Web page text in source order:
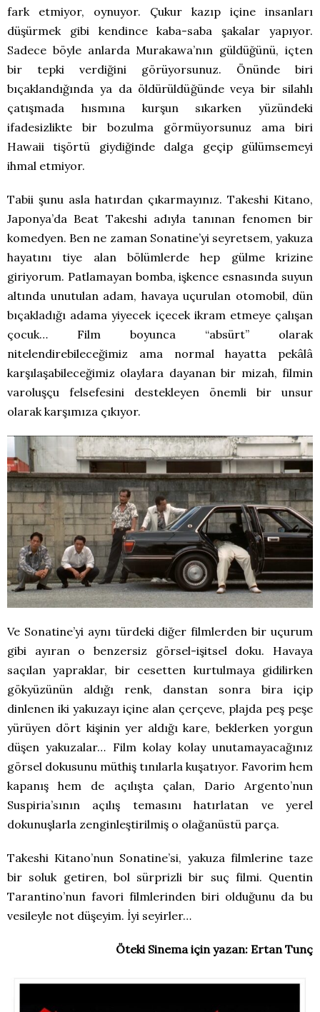
fark etmiyor, oynuyor. Çukur kazıp içine insanları
düşürmek gibi kendince kaba-saba şakalar yapıyor.
Sadece böyle anlarda Murakawa’nın güldüğünü, içten
bir tepki verdiğini görüyorsunuz. Önünde biri
bıçaklandığında ya da öldürüldüğünde veya bir silahlı
çatışmada hısmına kurşun sıkarken yüzündeki
ifadesizlikte bir bozulma görmüyorsunuz ama biri
Hawaii tişörtü giydiğinde dalga geçip gülümsemeyi
ihmal etmiyor.
Tabii şunu asla hatırdan çıkarmayınız. Takeshi Kitano,
Japonya’da Beat Takeshi adıyla tanınan fenomen bir
komedyen. Ben ne zaman Sonatine’yi seyretsem, yakuza
hayatını tiye alan bölümlerde hep gülme krizine
giriyorum. Patlamayan bomba, işkence esnasında suyun
altında unutulan adam, havaya uçurulan otomobil, dün
bıçakladığı adama yiyecek içecek ikram etmeye çalışan
çocuk… Film boyunca “absürt” olarak
nitelendirebileceğimiz ama normal hayatta pekâlâ
karşılaşabileceğimiz olaylara dayanan bir mizah, filmin
varoluşçu felsefesini destekleyen önemli bir unsur
olarak karşımıza çıkıyor.
Ve Sonatine’yi aynı türdeki diğer filmlerden bir uçurum
gibi ayıran o benzersiz görsel-işitsel doku. Havaya
saçılan yapraklar, bir cesetten kurtulmaya gidilirken
gökyüzünün aldığı renk, danstan sonra bira içip
dinlenen iki yakuzayı içine alan çerçeve, plajda peş peşe
yürüyen dört kişinin yer aldığı kare, beklerken yorgun
düşen yakuzalar… Film kolay kolay unutamayacağınız
görsel dokusunu müthiş tınılarla kuşatıyor. Favorim hem
kapanış hem de açılışta çalan, Dario Argento’nun
Suspiria’sının açılış temasını hatırlatan ve yerel
dokunuşlarla zenginleştirilmiş o olağanüstü parça.
Takeshi Kitano’nun Sonatine’si, yakuza filmlerine taze
bir soluk getiren, bol sürprizli bir suç filmi. Quentin
Tarantino’nun favori filmlerinden biri olduğunu da bu
vesileyle not düşeyim. İyi seyirler…
Öteki Sinema için yazan: Ertan Tunç